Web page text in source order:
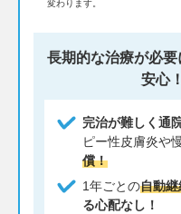
変わります。
長期的な治療が必
安心！
完治が難しく通
ピー性皮膚炎や
償！
1年ごとの自動継
る心配なし！